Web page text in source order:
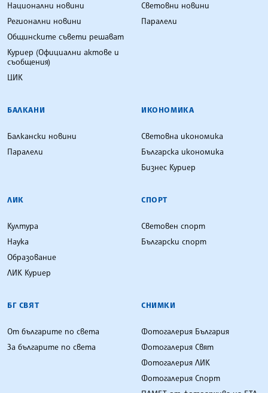
Национални новини
Регионални новини
Общинските съвети решават
Куриер (Официални актове и
съобщения)
ЦИК
Световни новини
Паралели
БАЛКАНИ
Балкански новини
Паралели
ИКОНОМИКА
Световна икономика
Българска икономика
Бизнес Куриер
ЛИК
Култура
Наука
Образование
ЛИК Куриер
СПОРТ
Световен спорт
Български спорт
БГ СВЯТ
От българите по света
За българите по света
СНИМКИ
Фотогалерия България
Фотогалерия Свят
Фотогалерия ЛИК
Фотогалерия Спорт